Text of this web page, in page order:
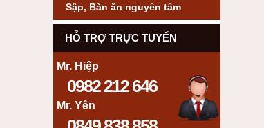
Sập, Bàn ăn nguyên tâm
HỖ TRỢ TRỰC TUYẾN
Mr. Hiệp
0982 212 646
Mr. Yên